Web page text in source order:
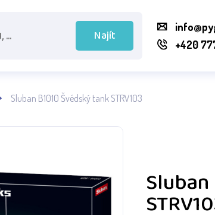
Najít
+420
Sluban B1010 Švédský tank STRV103